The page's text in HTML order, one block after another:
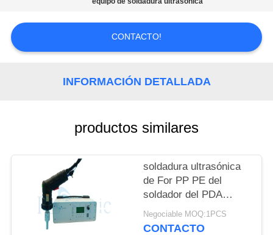
CONTACTO
CON
DEL
SITIO
POLÍTICA
CONTACTO!
INFORMACIÓN DETALLADA
productos similares
soldadura ultrasónica
de For PP PE del
soldador del PDA
ajustable de 600w
35Khz
Negociable MOQ:1PCS
CONTACTO